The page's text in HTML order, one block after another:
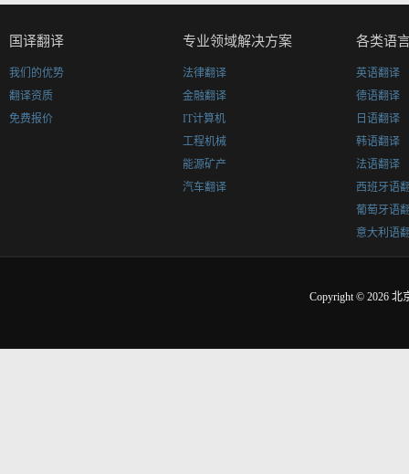
国译翻译
我们的优势
翻译资质
免费报价
专业领域解决方案
法律翻译
金融翻译
IT计算机
工程机械
能源矿产
汽车翻译
各类语
英语翻译
德语翻译
日语翻译
韩语翻译
法语翻译
西班牙语
葡萄牙语
意大利语
Copyright © 2026 北